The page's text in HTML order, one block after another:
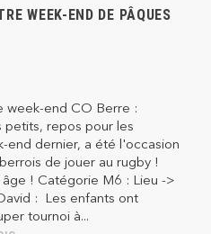
WEEK-END DE PÂQUES
week-end CO Berre :
petits, repos pour les
end dernier, a été l'occasion
de jouer au rugby !
! Catégorie M6 : Lieu ->
: Les enfants ont
tournoi à...